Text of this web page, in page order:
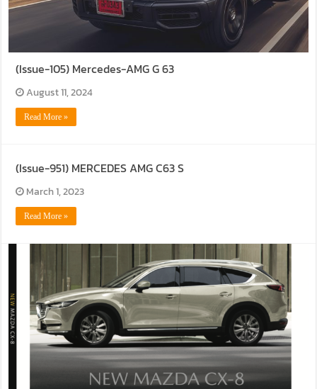
(Issue-105) Mercedes-AMG G 63
August 11, 2024
Read More »
(Issue-951) MERCEDES AMG C63 S
March 1, 2023
Read More »